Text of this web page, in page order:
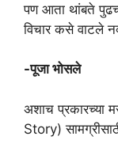
पण आता थांबते
विचार कसे वाटले
-पूजा भोसले
अशाच प्रकारच्या
Story)